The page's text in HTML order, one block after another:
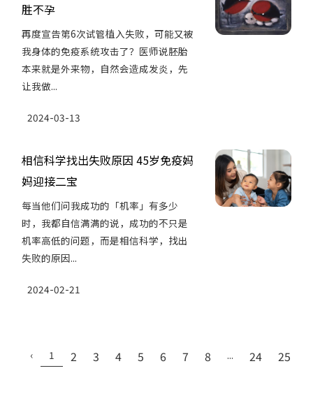
胜不孕
再度宣告第6次试管植入失败，可能又被
我身体的免疫系统攻击了？医师说胚胎
本来就是外来物，自然会造成发炎，先
让我做...
2024-03-13
相信科学找出失败原因 45岁免疫妈
妈迎接二宝
每当他们问我成功的「机率」有多少
时，我都自信满满的说，成功的不只是
机率高低的问题，而是相信科学，找出
失败的原因...
2024-02-21
‹ 1 2 3 4 5 6 7 8 ... 24 25